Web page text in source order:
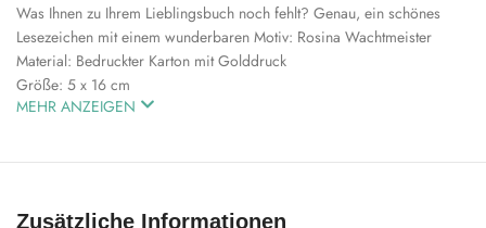
Was Ihnen zu Ihrem Lieblingsbuch noch fehlt? Genau, ein schönes
Lesezeichen mit einem wunderbaren Motiv: Rosina Wachtmeister
Material: Bedruckter Karton mit Golddruck
Größe: 5 x 16 cm
MEHR ANZEIGEN
Zusätzliche Informationen